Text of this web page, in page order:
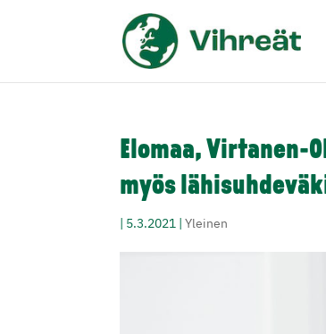
Elomaa, Virtanen-
myös
| 5.3.2021 |Yleinen